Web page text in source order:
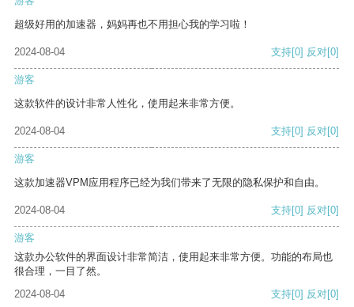
超级好用的加速器，妈妈再也不用担心我的学习啦！
2024-08-04 支持[0] 反对[0]
游客
这款软件的设计非常人性化，使用起来非常方便。
2024-08-04 支持[0] 反对[0]
游客
这款加速器VPM应用程序已经为我们带来了无限的隐私保护和自由。
2024-08-04 支持[0] 反对[0]
游客
这款办公软件的界面设计非常简洁，使用起来非常方便。功能的布局也
很合理，一目了然。
2024-08-04
支持[0] 反对[0]